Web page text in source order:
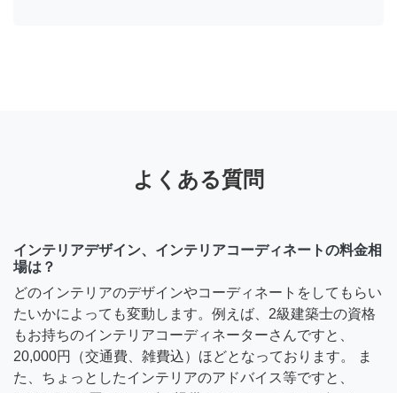
よくある質問
インテリアデザイン、インテリアコーディネートの料金相
場は？
どのインテリアのデザインやコーディネートをしてもらい
たいかによっても変動します。例えば、2級建築士の資格
もお持ちのインテリアコーディネーターさんですと、
20,000円（交通費、雑費込）ほどとなっております。 ま
た、ちょっとしたインテリアのアドバイス等ですと、